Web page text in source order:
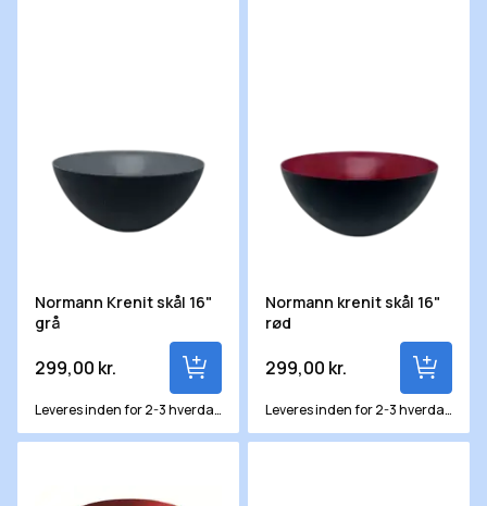
Normann Krenit skål 16"
grå
299,00 kr.
Leveres inden for 2-3 hverdage
Normann krenit skål 16"
rød
299,00 kr.
Leveres inden for 2-3 hverdage